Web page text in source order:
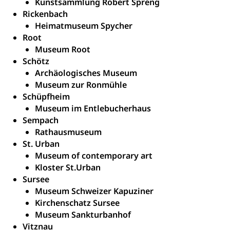
Rickenbach
Heimatmuseum Spycher
Root
Museum Root
Schötz
Archäologisches Museum
Museum zur Ronmühle
Schüpfheim
Museum im Entlebucherhaus
Sempach
Rathausmuseum
St. Urban
Museum of contemporary art
Kloster St.Urban
Sursee
Museum Schweizer Kapuziner
Kirchenschatz Sursee
Museum Sankturbanhof
Vitznau
Heilpädagogische Schulen
Freiwilliger Schulsport
Kinderbetreuung
Kindergarten & Basisstufe
Gesundheit und Soziales
Konsumentenschutz
Konsumentenrechte, Produktsicherheit,
Preisüberwachung, Preisüberwacher,
Konsumentenorganisation, parallele Einfuhr,
regionale Erschöpfung, nationale Erschöpfung,
internationale Erschöpfung, Preisabsprache, Kartell,
Cassis-deDijon-Prinzip
Lebensmittelkontrolle und
Verbraucherschutz
Krankenversicherung
Unfallversicherung, Berufsunfallversicherung,
Krankheit, Unfall, Prämienverbilligung,
Krankenkasse
Krankenversicherung (WAS Luzern)
Lebensmittelsicherheit